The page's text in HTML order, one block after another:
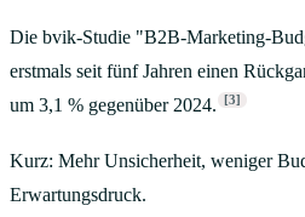
Die bvik-Studie "B2B-Marketing-
erstmals seit fünf Jahren einen
um 3,1 % gegenüber 2024. [3]
Kurz: Mehr Unsicherheit, weniger
Erwartungsdruck.